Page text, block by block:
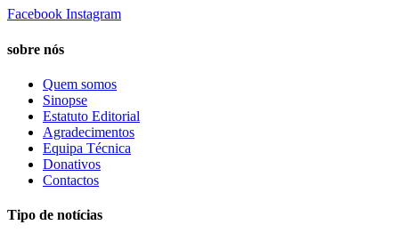
Facebook Instagram
sobre nós
Quem somos
Sinopse
Estatuto Editorial
Agradecimentos
Equipa Técnica
Donativos
Contactos
Tipo de notícias